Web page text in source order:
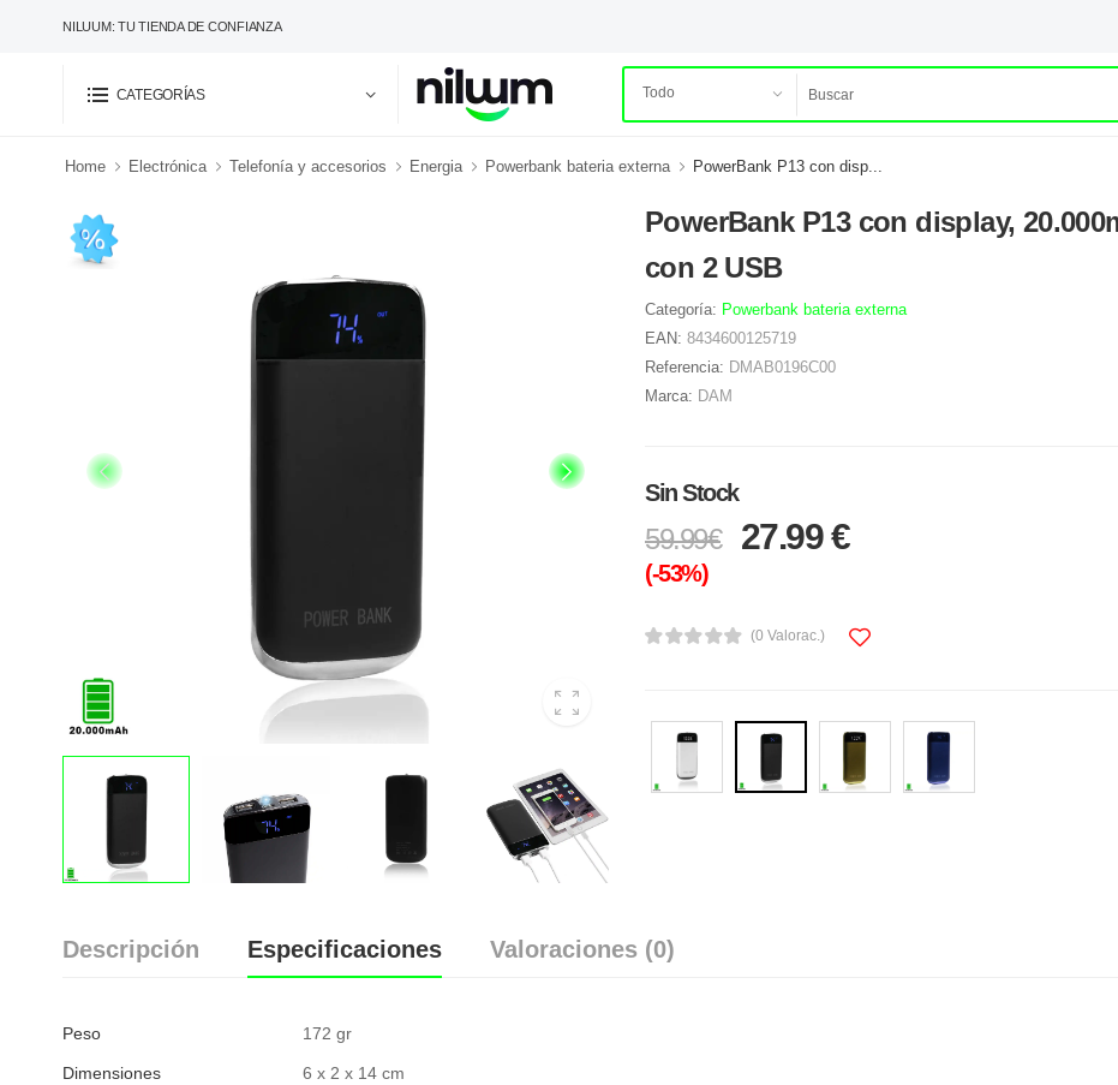
NILUUM: TU TIENDA DE CONFIANZA
CATEGORÍAS
Home Electrónica Telefonía y accesorios Energia Powerbank bateria externa PowerBank P13 con disp...
PowerBank P13 con display,
con 2 USB
Categoría: Powerbank bateria externa
EAN: 8434600125719
Referencia: DMAB0196C00
Marca: DAM
Sin Stock
59.99€ 27.99 €
(-53%)
(0 Valorac.)
Descripción Especificaciones Valoraciones (0)
Peso 172 gr
Dimensiones 6 x 2 x 14 cm